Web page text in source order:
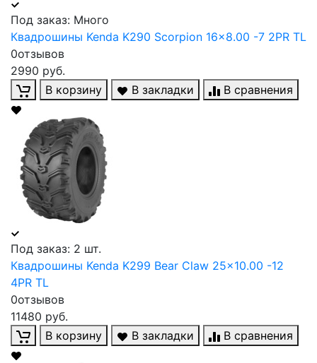
Под заказ: Много
Квадрошины Kenda K290 Scorpion 16x8.00 -7 2PR TL
0отзывов
2990 руб.
В корзину
В закладки В сравнения
Под заказ: 2 шт.
Квадрошины Kenda K299 Bear Claw 25x10.00 -12
4PR TL
0отзывов
11480 руб.
В корзину
В закладки В сравнения